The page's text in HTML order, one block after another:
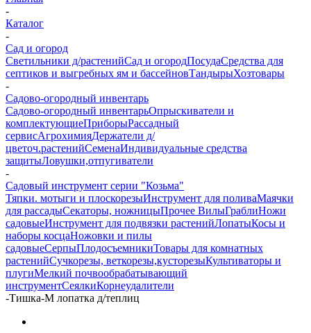
-
Каталог
-
Сад и огород
Светильники д/растенийСад и огородПосудаСредства для
септиков и выгребных ям и бассейновТандырыХозтовары
-
Садово-огородный инвентарь
Садово-огородный инвентарьОпрыскиватели и
комплектующиеПриборыРассадный
сервисАгрохимияДержатели д/
цветоч.растенийСеменаИндивидуальные средства
защитыЛовушки,отпугиватели
-
Садовый инструмент серии "Козьма"
Тяпки. мотыги и плоскорезыИнструмент для поливаМаячки
для рассадыСекаторы, ножницыПрочее ВилыГраблиНожи
садовыеИнструмент для подвязки растенийЛопатыКосы и
наборы косцаНожовки и пилы
садовыеСерпыПлодосъемникиТовары для комнатных
растенийСучкорезы, веткорезы,кусторезыКультиваторы и
плугиМелкий почвообрабатывающий
инструментСеялкиКорнеудалители
-Тишка-М лопатка д/теплиц